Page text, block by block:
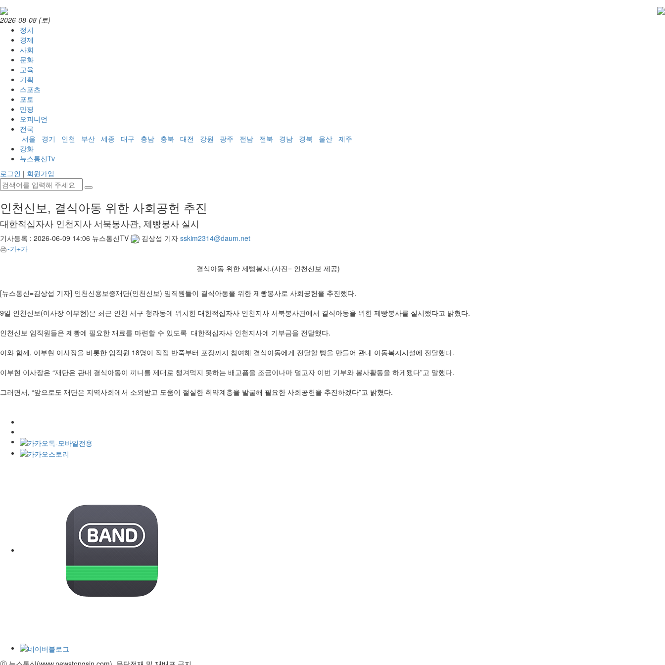
2026-08-08 (토)
정치
경제
사회
문화
교육
기획
스포츠
포토
만평
오피니언
전국
서울
경기 인천 부산 세종 대구 충남 충북 대전 강원 광주 전남 전북 경남 경북 울산 제주
강화
뉴스통신Tv
로그인 | 회원가입
인천신보, 결식아동 위한 사회공헌 추진
대한적십자사 인천지사 서북봉사관, 제빵봉사 실시
기사등록 : 2026-06-09 14:06 뉴스통신TV 김상섭 기자 sskim2314@daum.net
-가+가
결식아동 위한 제빵봉사.(사진= 인천신보 제공)
[뉴스통신=김상섭 기자] 인천신용보증재단(인천신보) 임직원들이 결식아동을 위한 제빵봉사로 사회공헌을 추진했다.
9일 인천신보(이사장 이부현)은 최근 인천 서구 청라동에 위치한 대한적십자사 인천지사 서북봉사관에서 결식아동을 위한 제빵봉사를 실시했다고 밝혔다.
인천신보 임직원들은 제빵에 필요한 재료를 마련할 수 있도록 대한적십자사 인천지사에 기부금을 전달했다.
이와 함께, 이부현 이사장을 비롯한 임직원 18명이 직접 반죽부터 포장까지 참여해 결식아동에게 전달할 빵을 만들어 관내 아동복지시설에 전달했다.
이부현 이사장은 “재단은 관내 결식아동이 끼니를 제대로 챙겨먹지 못하는 배고픔을 조금이나마 덜고자 이번 기부와 봉사활동을 하게됐다”고 말했다.
그러면서, “앞으로도 재단은 지역사회에서 소외받고 도움이 절실한 취약계층을 발굴해 필요한 사회공헌을 추진하겠다”고 밝혔다.